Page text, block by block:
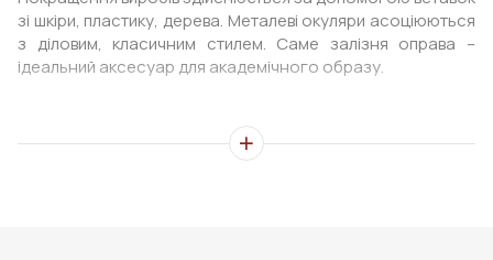
зі шкіри, пластику, дерева. Металеві окуляри асоціюються
з діловим, класичним стилем. Саме залізня оправа –
ідеальний аксесуар для академічного образу.
Якщо оправа для окулярів металева, вона менше схильна